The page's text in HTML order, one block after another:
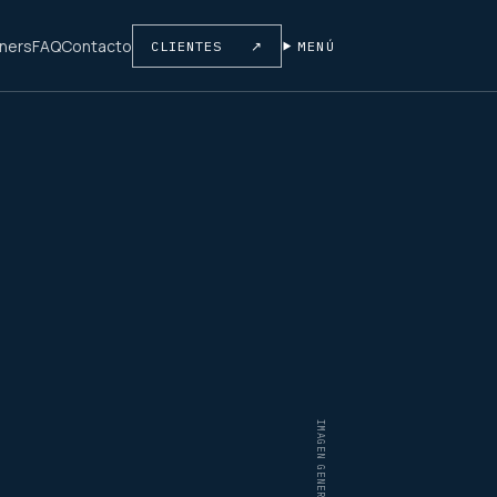
FAQContacto CLIENTES ↗ MENÚ